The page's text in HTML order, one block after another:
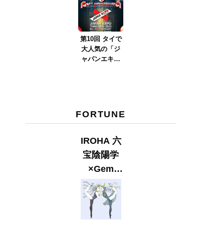
第10回 タイで
大人気の「ジ
ャパンエキス
FORTUNE
IROHA 六
宝陰陽学
×Gem
Muse
【GLITTER
2023